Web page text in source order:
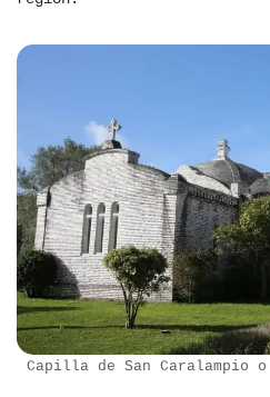
Capilla de San Caralampio